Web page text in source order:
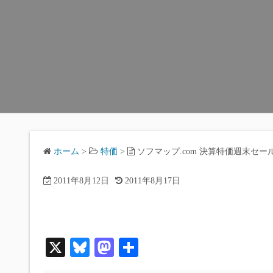
ホーム > 特価 > ソフマップ.com 決算特価週末セー
2011年8月12日 2011年8月17日
X
Bl
M